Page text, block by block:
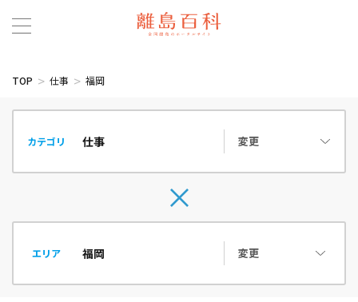
TOP 仕事 福岡
カテゴリ 変更
エリア 変更